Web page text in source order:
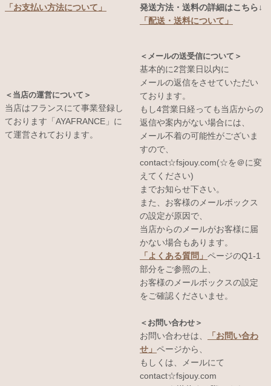
「お支払い方法について」
＜当店の運営について＞
当店はフランスにて事業登録し
ております「AYAFRANCE」に
て運営されております。
発送方法・送料の詳細はこちら↓
「配送・送料について」
＜メールの送受信について＞
基本的に2営業日以内に
メールの返信をさせていただい
ております。
もし4営業日経っても当店からの
返信や案内がない場合には、
メール不着の可能性がございま
すので、
contact☆fsjouy.com(☆を＠に変
えてください)
までお知らせ下さい。
また、お客様のメールボックス
の設定が原因で、
当店からのメールがお客様に届
かない場合もあります。
「よくある質問」 ページのQ1-1
部分をご参照の上、
お客様のメールボックスの設定
をご確認くださいませ。
＜お問い合わせ＞
お問い合わせは、
「お問い合わ
せ」 ページから、
もしくは、メールにて
contact☆fsjouy.com